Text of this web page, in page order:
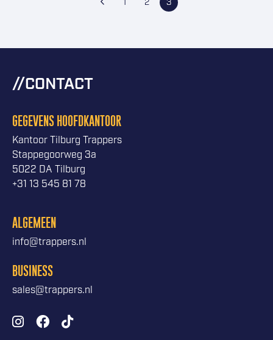
1 2 3
CONTACT
GEGEVENS HOOFDKANTOOR
Kantoor Tilburg Trappers
Stappegoorweg 3a
5022 DA Tilburg
+31 13 545 81 78
ALGEMEEN
info@trappers.nl
BUSINESS
sales@trappers.nl